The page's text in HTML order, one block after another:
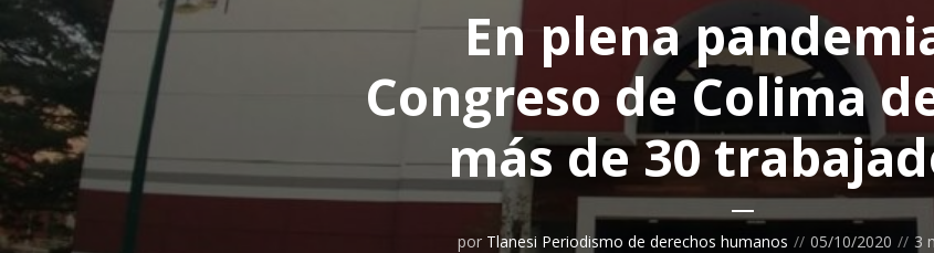
En plena
Congreso de Colima
más de 30
por Tlanesi Periodismo de derechos humanos 05/10/2020 3